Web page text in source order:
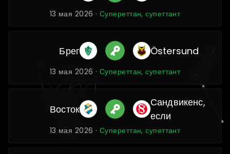
13 мая 2026 · Супереттан, супеттант
Брег Östersund
13 мая 2026 · Супереттан, супеттант
Восток
Сандвикенс,
если
13 мая 2026 · Супереттан, супеттант